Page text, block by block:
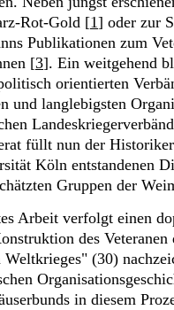
Rot-Gold [1] oder zur
Publikationen zum
[3]. Ein weitgehend
orientierten
und langlebigsten
füllt nun der
Köln entstandenen
Gruppen der
Arbeit verfolgt einen
des
Weltkrieges" (30)
in diesem